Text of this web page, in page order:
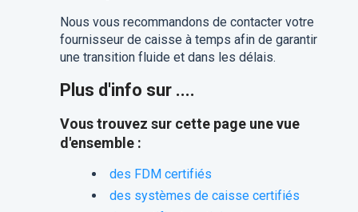
Nous vous recommandons de contacter votre
fournisseur de caisse à temps afin de garantir
une transition fluide et dans les délais.
Plus d'info sur ....
Vous trouvez sur cette page une vue
d'ensemble :
des FDM certifiés
des systèmes de caisse certifiés